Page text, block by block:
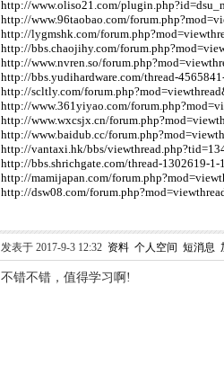
http://www.oliso21.com/
http://www.96taobao.com/
http://lygmshk.com/
http://bbs.chaojihy.com/
http://www.nvren.so/
http://bbs.yudihardware.com/thread-
http://scltly.com/
http://www.361yiyao.com/
http://www.wxcsjx.cn/
http://www.baidub.cc/
http://vantaxi.hk/bbs/
http://bbs.shrichgate.com/thread-1302619-1-
http://mamijapan.com/
http://dsw08.com/
发表于 2017-9-3 12:32 资料 个人空间 短消息
不错不错，值得学习啊!